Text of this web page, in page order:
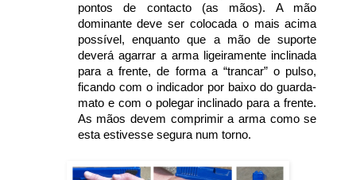
pontos de contacto (as mãos). A mão
dominante deve ser colocada o mais acima
possível, enquanto que a mão de suporte
deverá agarrar a arma ligeiramente inclinada
para a frente, de forma a “trancar” o pulso,
ficando com o indicador por baixo do guarda-
mato e com o polegar inclinado para a frente.
As mãos devem comprimir a arma como se
esta estivesse segura num torno.